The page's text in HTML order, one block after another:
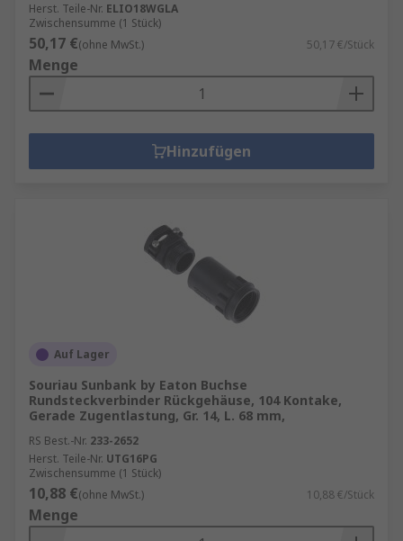
Herst. Teile-Nr. ELIO18WGLA
Zwischensumme (1 Stück)
50,17 €(ohne MwSt.) 50,17 €/Stück
Menge
Hinzufügen
Auf Lager
Souriau Sunbank by Eaton Buchse
Rundsteckverbinder Rückgehäuse, 104 Kontake,
Gerade Zugentlastung, Gr. 14, L. 68 mm,
RS Best.-Nr. 233-2652
Herst. Teile-Nr. UTG16PG
Zwischensumme (1 Stück)
10,88 €(ohne MwSt.) 10,88 €/Stück
Menge